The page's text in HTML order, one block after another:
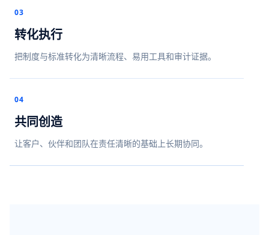
03
转化执行
把制度与标准转化为清晰流程、易用工具和审计证据。
04
共同创造
让客户、伙伴和团队在责任清晰的基础上长期协同。